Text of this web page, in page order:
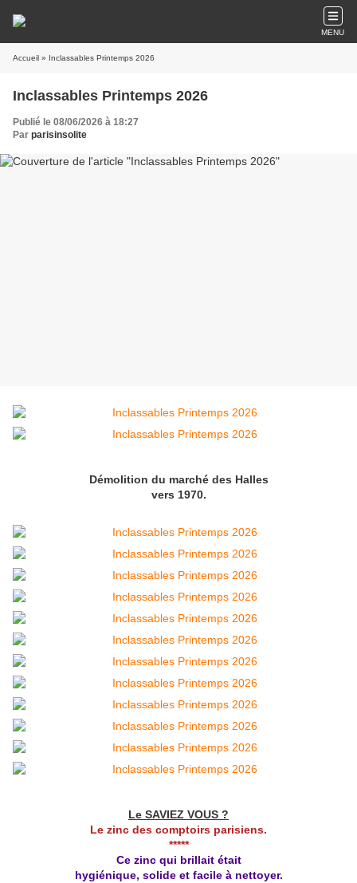
MENU
Accueil » Inclassables Printemps 2026
Inclassables Printemps 2026
Publié le 08/06/2026 à 18:27
Par parisinsolite
Démolition du marché des Halles
vers 1970.
Le SAVIEZ VOUS ?
Le zinc des comptoirs parisiens.
*****
Ce zinc qui brillait était
hygiénique, solide et facile à nettoyer.